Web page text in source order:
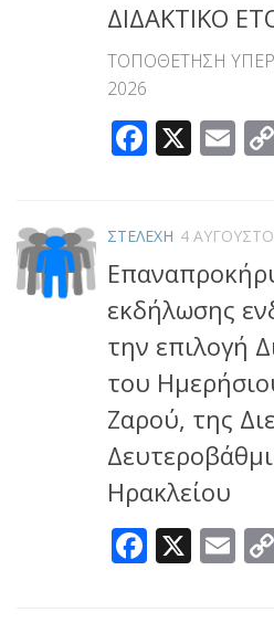
ΔΙΔΑΚΤΙΚΟ
ΤΟΠΟΘΕΤΗΣΗ
2026
X
ΣΤΕΛΕΧΗ 4
εκδήλωσης
την επιλογή
του
Ζαρού, της
Ηρακλείου
X